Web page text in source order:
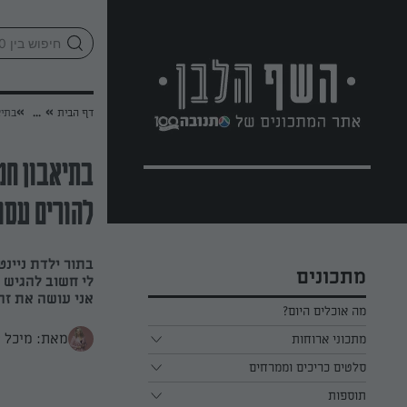
מתכונים
מה אוכלים היום?
מתכוני ארוחות
ארוחת בוקר
ארוחת צהריים
סלטים כריכים וממרחים
כל הסלטים כריכים וממרחים
תוספות
דף הבית »
...
»
בתיאבון
להורים
בתור ילדת
לי חשוב
אני עושה את
מאת: מיכל